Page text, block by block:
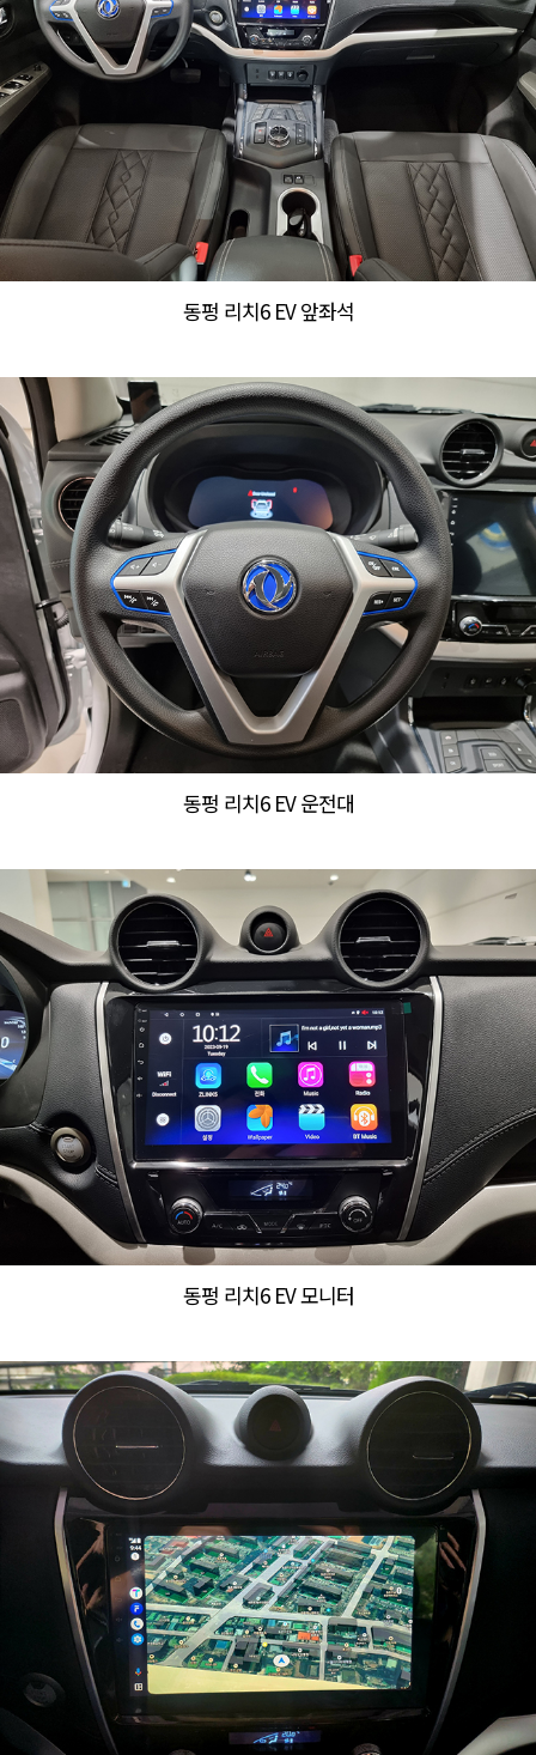
동펑 리치6 EV 앞좌석
동펑 리치6 EV 운전대
동펑 리치6 EV 모니터